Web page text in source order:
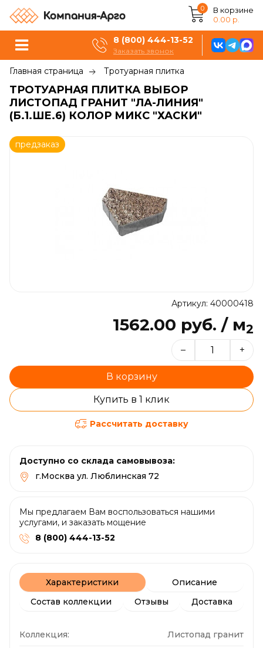
0
В корзине
0.00 р.
8 (800) 444-13-52
Заказать звонок
Главная страница Тротуарная плитка
ТРОТУАРНАЯ ПЛИТКА ВЫБОР
ЛИСТОПАД ГРАНИТ "ЛА-ЛИНИЯ"
(Б.1.ШЕ.6) КОЛОР МИКС "ХАСКИ"
предзаказ
Артикул: 40000418
1562.00 руб. / м2
– +
В корзину
Купить в 1 клик
Рассчитать доставку
Доступно со склада самовывоза:
г.Москва ул. Люблинская 72
Мы предлагаем Вам воспользоваться нашими
услугами, и заказать мощение
8 (800) 444-13-52
Характеристики
Описание
Состав коллекции
Отзывы Доставка
Коллекция: Листопад гранит